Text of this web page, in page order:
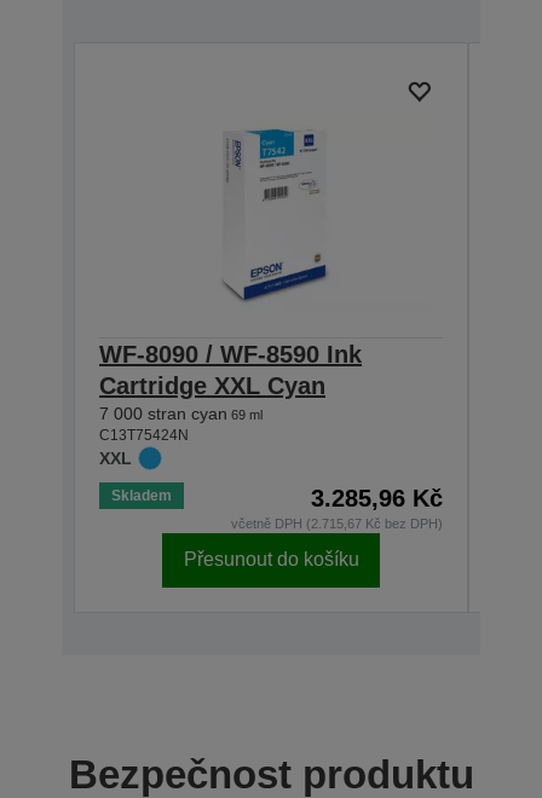
WF-8090 / WF-8590 Ink
Cartridge XXL Cyan
7 000 stran cyan 69 ml
C13T75424N
XXL
Skladem 3.285,96 Kč
včetně DPH (2.715,67 Kč bez DPH)
Přesunout do košíku
Bezpečnost produktu